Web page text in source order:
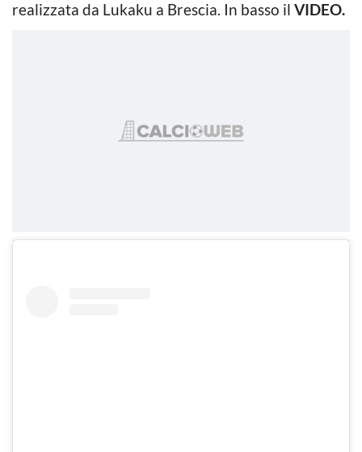
realizzata da Lukaku a Brescia. In basso il VIDEO.